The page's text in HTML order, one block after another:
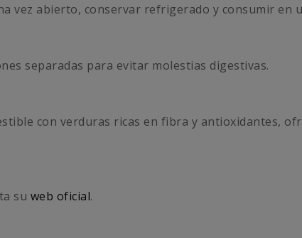
vez abierto, conservar refrigerado y consumir en
separadas para evitar molestias digestivas.
con verduras ricas en fibra y antioxidantes,
su web oficial.